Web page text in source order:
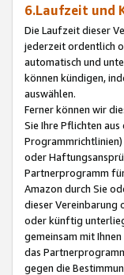
6.Laufzeit und
Die Laufzeit dieser
jederzeit ordentlich
automatisch und
können kündigen,
auswählen.
Ferner können wir
Sie Ihre Pflichten
Programmrichtlinien)
oder
Partnerprogramm
Amazon durch Sie
dieser Vereinbarung
oder künftig
gemeinsam mit
das
gegen die